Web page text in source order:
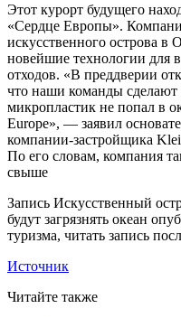
Этот курорт будущего
«Сердце Европы».
искусственного острова в
новейшие технологии для
отходов. «В преддверии
что наши команды
микропластик не попал в
Europe», — заявил
компании-застройщика
По его словам, компания
свыше
Запись Искусственный
будут загрязнять океан
туризма, читать запись
Источник
Читайте также